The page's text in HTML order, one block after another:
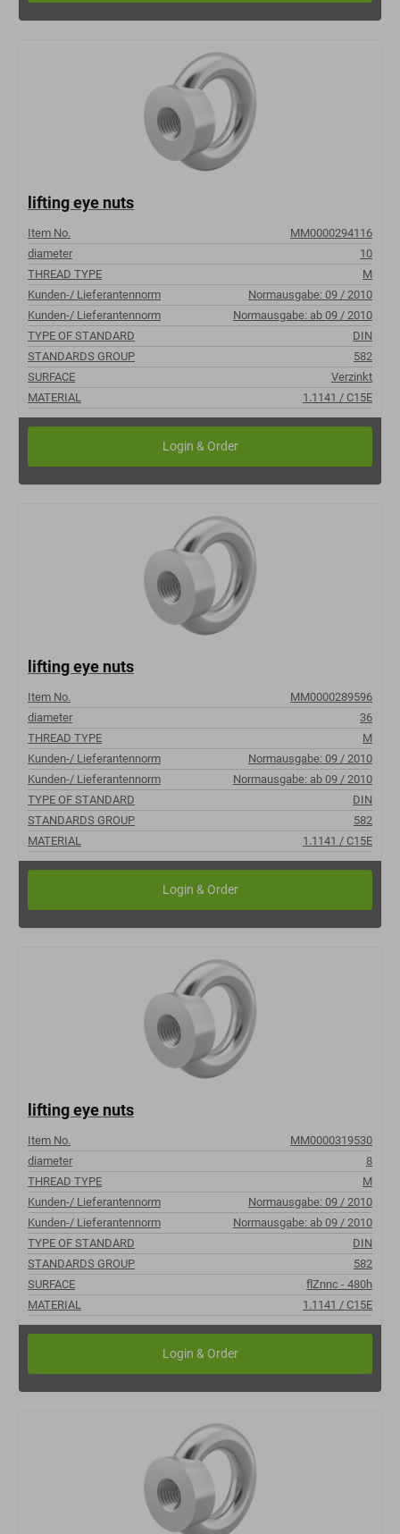
lifting eye nuts
Item No.
MM0000294116
diameter
10
THREAD TYPE
M
Kunden-/ Lieferantennorm
Normausgabe: 09 / 2010
Kunden-/ Lieferantennorm
Normausgabe: ab 09 / 2010
TYPE OF STANDARD
DIN
STANDARDS GROUP
582
SURFACE
Verzinkt
MATERIAL
1.1141 / C15E
lifting eye nuts
Item No.
MM0000289596
diameter
36
THREAD TYPE
M
Kunden-/ Lieferantennorm
Normausgabe: 09 / 2010
Kunden-/ Lieferantennorm
Normausgabe: ab 09 / 2010
TYPE OF STANDARD
DIN
STANDARDS GROUP
582
MATERIAL
1.1141 / C15E
lifting eye nuts
Item No.
MM0000319530
diameter
8
THREAD TYPE
M
Kunden-/ Lieferantennorm
Normausgabe: 09 / 2010
Kunden-/ Lieferantennorm
Normausgabe: ab 09 / 2010
TYPE OF STANDARD
DIN
STANDARDS GROUP
582
SURFACE
flZnnc - 480h
MATERIAL
1.1141 / C15E